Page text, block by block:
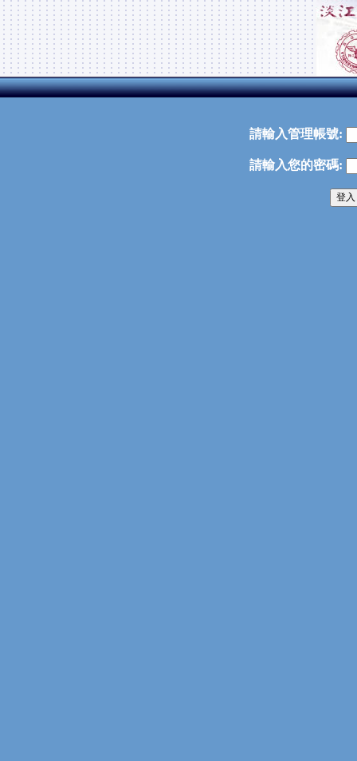
請輸入管理帳號:
請輸入您的密碼: